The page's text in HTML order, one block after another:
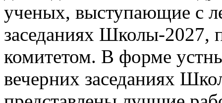
ученых, выступающие с
заседаниях Школы-
комитетом. В форме
вечерних заседаниях